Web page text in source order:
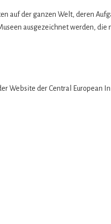
auf der gan­zen Welt, deren
aus­ge­zeich­net wer­den, die
Web­site der Cen­tral Euro­pean